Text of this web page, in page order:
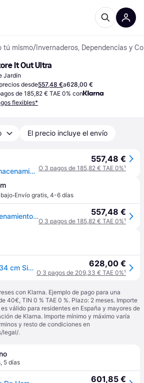
tú mismo/ Invernaderos, Dependencias y
It Out Ultra
Jardín
desde557,48 €a628,00 €
de 185,82 € TAE 0% con
flexibles*
El precio incluye el envío
Keter Cofre de almacenamiento KETER Store-It-out Ultra, cofre de jardín resistente a las inclemencias del tiempo, Beige - 2000L - 177x113x134 cm
557,48 €
O 3 pagos de 185,82 € TAE 0%¹
·Envío gratis, 4-6 días
Keter Cofre de almacenamiento KETER Store-It-out Ultra, cofre de jardín resistente a las inclemencias del tiempo, Beige - 2000L - 177x113x134 cm 557,48 €
O 3 pagos de 185,82 € TAE 0%¹
Cobertizo 117x113x134 cm Sio Ultra 628,00 €
O 3 pagos de 209,33 € TAE 0%¹
con Klarna. Ejemplo de pago para una
40€, TIN 0 % TAE 0 %. Plazo: 2 meses. Importe
válido para residentes en España y mayores de
de Klarna. Importe mínimo y máximo varía
y resto de condiciones en
legal/.
, 5 días
601,85 €